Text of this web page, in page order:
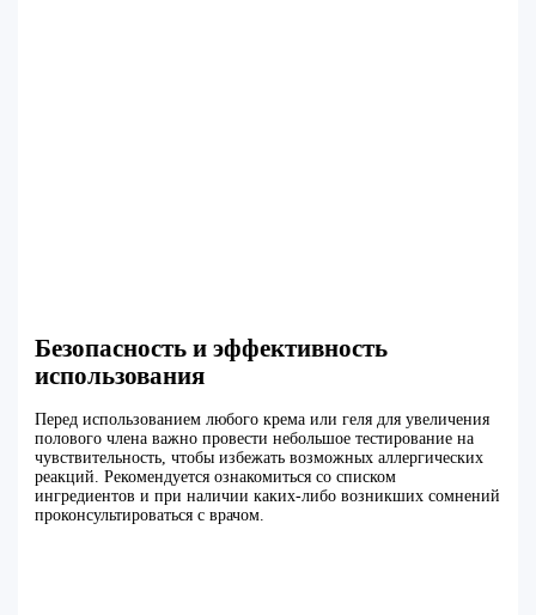
Безопасность и эффективность
использования
Перед использованием любого крема или геля для увеличения
полового члена важно провести небольшое тестирование на
чувствительность, чтобы избежать возможных аллергических
реакций. Рекомендуется ознакомиться со списком
ингредиентов и при наличии каких-либо возникших сомнений
проконсультироваться с врачом.